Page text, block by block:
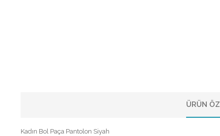
ÜRÜN
Kadın Bol Paça Pantolon Siyah